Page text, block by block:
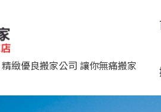
緻優良搬家公司 讓你無痛搬家